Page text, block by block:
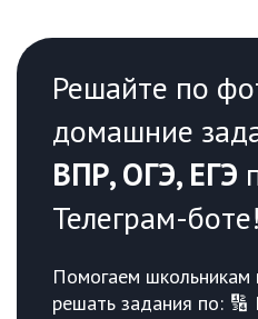
Решайте по
домашние
ВПР, ОГЭ, ЕГЭ
Телеграм-боте!
Помогаем школьникам
решать задания по: 🔢